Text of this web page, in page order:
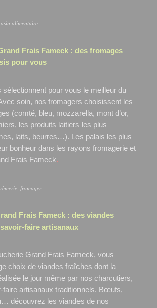
alimentaire
Frais Fameck : des fromages
pour vous
sélectionnent pour vous le meilleur du
soin, nos fromagers choisissent les
(comté, bleu, mozzarella, mont d’or,
les produits laitiers les plus
laits, beurres…). Les palais les plus
bonheur dans les rayons fromagerie et
Frais Fameck.
fromager
Frais Fameck : des viandes
faire artisanaux
Grand Frais Fameck, vous
choix de viandes fraîches dont la
le jour même par nos charcutiers,
faire artisanaux traditionnels. Bœufs,
découvrez les viandes de nos